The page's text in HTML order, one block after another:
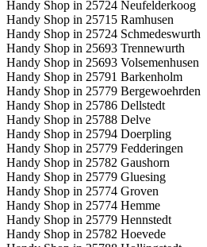
Handy Shop in 25724 Neufelderkoog
Handy Shop in 25715 Ramhusen
Handy Shop in 25724 Schmedeswurth
Handy Shop in 25693 Trennewurth
Handy Shop in 25693 Volsemenhusen
Handy Shop in 25791 Barkenholm
Handy Shop in 25779 Bergewoehrden
Handy Shop in 25786 Dellstedt
Handy Shop in 25788 Delve
Handy Shop in 25794 Doerpling
Handy Shop in 25779 Fedderingen
Handy Shop in 25782 Gaushorn
Handy Shop in 25779 Gluesing
Handy Shop in 25774 Groven
Handy Shop in 25774 Hemme
Handy Shop in 25779 Hennstedt
Handy Shop in 25782 Hoevede